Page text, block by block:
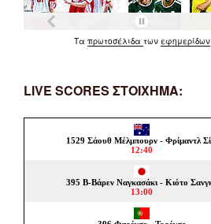
Τα πρωτοσέλιδα των εφημερίδων
LIVE SCORES ΣΤΟΙΧΗΜΑ: